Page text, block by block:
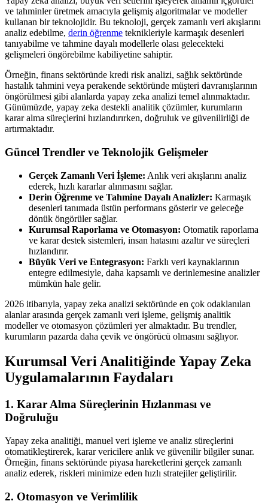
ve tahminler üretmek amacıyla gelişmiş algoritmalar ve modeller
kullanan bir teknolojidir. Bu teknoloji, gerçek zamanlı veri akışlarını
analiz edebilme, derin öğrenme teknikleriyle karmaşık desenleri
tanıyabilme ve tahmine dayalı modellerle olası gelecekteki
gelişmeleri öngörebilme kabiliyetine sahiptir.
Örneğin, finans sektöründe kredi risk analizi, sağlık sektöründe
hastalık tahmini veya perakende sektöründe müşteri davranışlarının
öngörülmesi gibi alanlarda yapay zeka analizi temel alınmaktadır.
Günümüzde, yapay zeka destekli analitik çözümler, kurumların
karar alma süreçlerini hızlandırırken, doğruluk ve güvenilirliği de
artırmaktadır.
Güncel Trendler ve Teknolojik Gelişmeler
Gerçek Zamanlı Veri İşleme: Anlık veri akışlarını analiz
ederek, hızlı kararlar alınmasını sağlar.
Derin Öğrenme ve Tahmine Dayalı Analizler: Karmaşık
desenleri tanımada üstün performans gösterir ve geleceğe
dönük öngörüler sağlar.
Kurumsal Raporlama ve Otomasyon: Otomatik raporlama
ve karar destek sistemleri, insan hatasını azaltır ve süreçleri
hızlandırır.
Büyük Veri ve Entegrasyon: Farklı veri kaynaklarının
entegre edilmesiyle, daha kapsamlı ve derinlemesine analizler
mümkün hale gelir.
2026 itibarıyla, yapay zeka analizi sektöründe en çok odaklanılan
alanlar arasında gerçek zamanlı veri işleme, gelişmiş analitik
modeller ve otomasyon çözümleri yer almaktadır. Bu trendler,
kurumların pazarda daha çevik ve öngörücü olmasını sağlıyor.
Kurumsal Veri Analitiğinde Yapay Zeka
Uygulamalarının Faydaları
1. Karar Alma Süreçlerinin Hızlanması ve
Doğruluğu
Yapay zeka analitiği, manuel veri işleme ve analiz süreçlerini
otomatikleştirerek, karar vericilere anlık ve güvenilir bilgiler sunar.
Örneğin, finans sektöründe piyasa hareketlerini gerçek zamanlı
analiz ederek, riskleri minimize eden hızlı stratejiler geliştirilir.
2. Otomasyon ve Verimlilik